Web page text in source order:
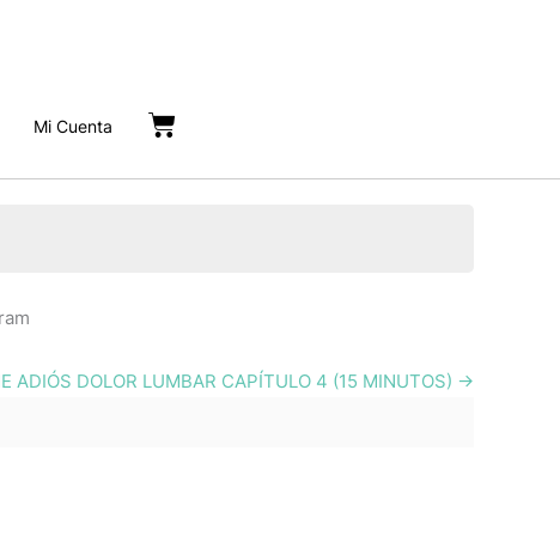
Mi Cuenta Cart
ADIÓS DOLOR LUMBAR CAPÍTULO 4 (15 MINUTOS)